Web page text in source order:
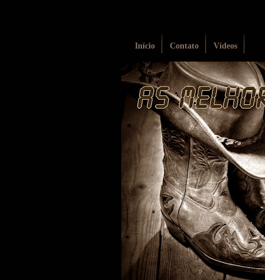
Início Contato Vídeos